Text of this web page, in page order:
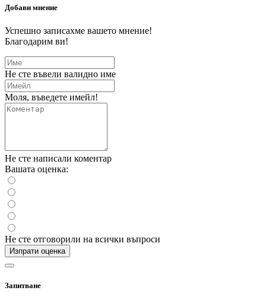
Добави мнение
Успешно записахме вашето мнение!
Благодарим ви!
Не сте въвели валидно име
Моля, въведете имейл!
Не сте написали коментар
Вашата оценка:
Не сте отговорили на всички въпроси
Изпрати оценка
Запитване